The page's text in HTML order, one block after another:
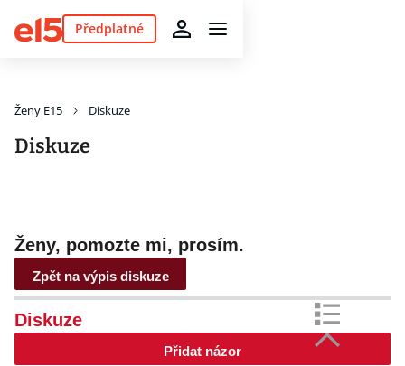
Předplatné
Ženy E15 Diskuze
Diskuze
Ženy, pomozte mi, prosím.
Zpět na výpis diskuze
Diskuze
Přidat názor